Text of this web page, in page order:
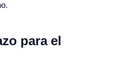
para el